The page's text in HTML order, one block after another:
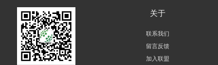
关于
联系我们
留言反馈
加入联盟